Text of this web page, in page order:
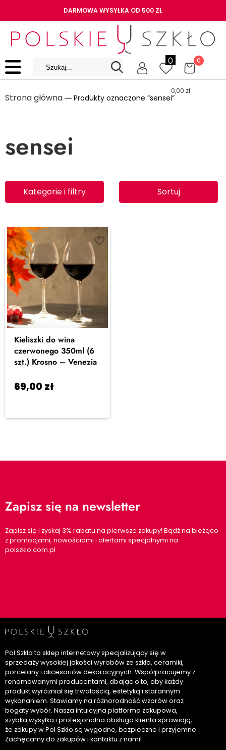
DARMOWA WYSYŁKA OD 500 ZŁ
0 0
0,00 zł
Strona główna ― Produkty oznaczone “sensei”
sensei
Kategorie i filtry Sortuj
Kieliszki do wina
czerwonego 350ml (6
szt.) Krosno – Venezia
69,00 zł
Zapisz się na newsletter
Zapisz się i zyskaj 3% rabatu na pierwsze zakupy! Bądź na bieżąco
z promocjami, nowościami i ofertami specjalnymi na
polszklo.com.pl
Pol Szkło to sklep internetowy specjalizujący się w
sprzedaży wysokiej jakości wyrobów ze szkła, ceramiki,
porcelany i akcesoriów dekoracyjnych. Współpracujemy z
renomowanymi producentami, dbając o to, aby każdy
produkt wyróżniał się trwałością, estetyką i starannym
wykonaniem. Stawiamy na różnorodność wzorów oraz
bogaty wybór. Nasza intuicyjna platforma zakupowa,
szybka wysyłka i profesjonalna obsługa klienta sprawiają,
że zakupy w Pol Szkło są wygodne, bezpieczne i przyjemne.
Zachęcamy do zakupów i kontaktu z nami!